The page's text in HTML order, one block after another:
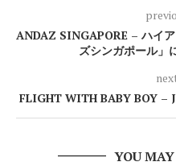
ANDAZ SINGAPORE – ハイ
ズシンガポール」
FLIGHT WITH BABY BOY –
YOU